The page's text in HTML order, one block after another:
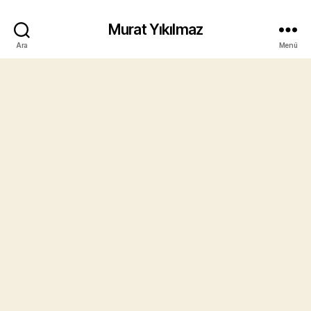
Ara
Murat Yıkılmaz
Menü